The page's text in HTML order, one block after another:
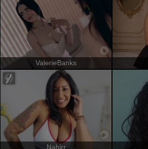
ValerieBanks
Nahirr